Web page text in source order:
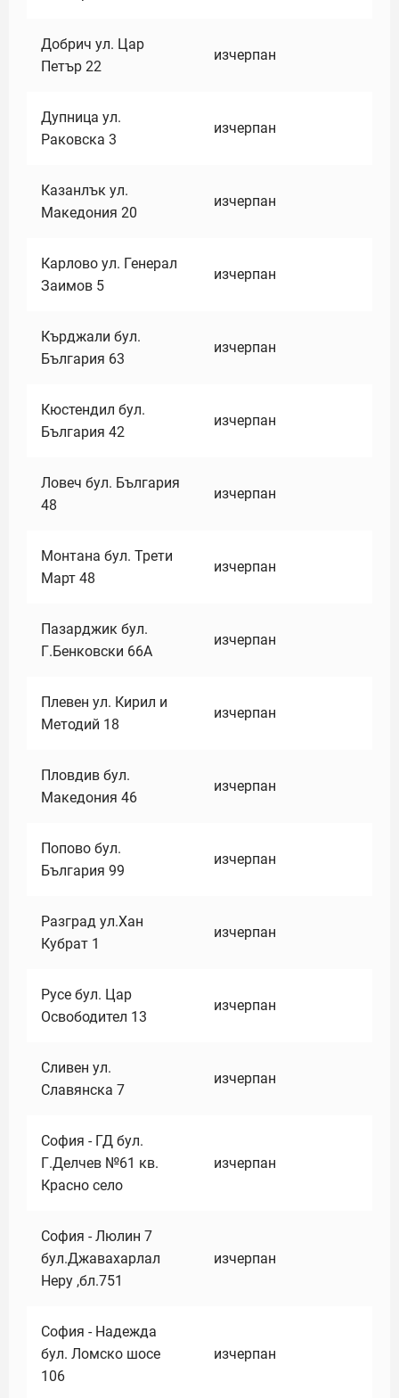
Добрич ул. Цар
Петър 22
изчерпан
Дупница ул.
Раковска 3
изчерпан
Казанлък ул.
Македония 20
изчерпан
Карлово ул. Генерал
Заимов 5
изчерпан
Кърджали бул.
България 63
изчерпан
Кюстендил бул.
България 42
изчерпан
Ловеч бул. България
48
изчерпан
Монтана бул. Трети
Март 48
изчерпан
Пазарджик бул.
Г.Бенковски 66А
изчерпан
Плевен ул. Кирил и
Методий 18
изчерпан
Пловдив бул.
Македония 46
изчерпан
Попово бул.
България 99
изчерпан
Разград ул.Хан
Кубрат 1
изчерпан
Русе бул. Цар
Освободител 13
изчерпан
Сливен ул.
Славянска 7
изчерпан
София - ГД бул.
Г.Делчев №61 кв.
Красно село
изчерпан
София - Люлин 7
бул.Джавахарлал
Неру ,бл.751
изчерпан
София - Надежда
бул. Ломско шосе
106
изчерпан